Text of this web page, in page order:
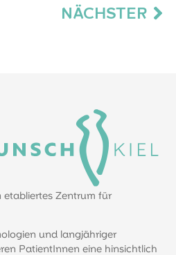
NÄCHSTER
etabliertes Zentrum für
und langjähriger
PatientInnen eine hinsichtlich